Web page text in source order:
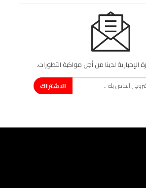
الإخبارية لدينا من أجل مواكبة التطورات.
الاشتراك